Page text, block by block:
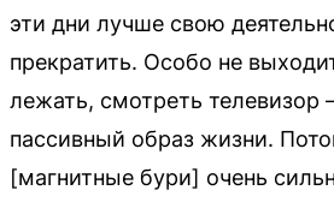
эти дни лучше свою
прекратить. Особо не
лежать, смотреть телевизор
пассивный образ жизни.
[магнитные бури] очень